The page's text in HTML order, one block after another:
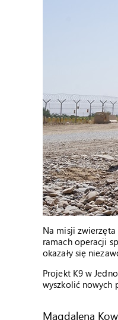
Na misji
ramach operacji
okazały się
Projekt K9 w
wyszkolić nowych
Magdalena